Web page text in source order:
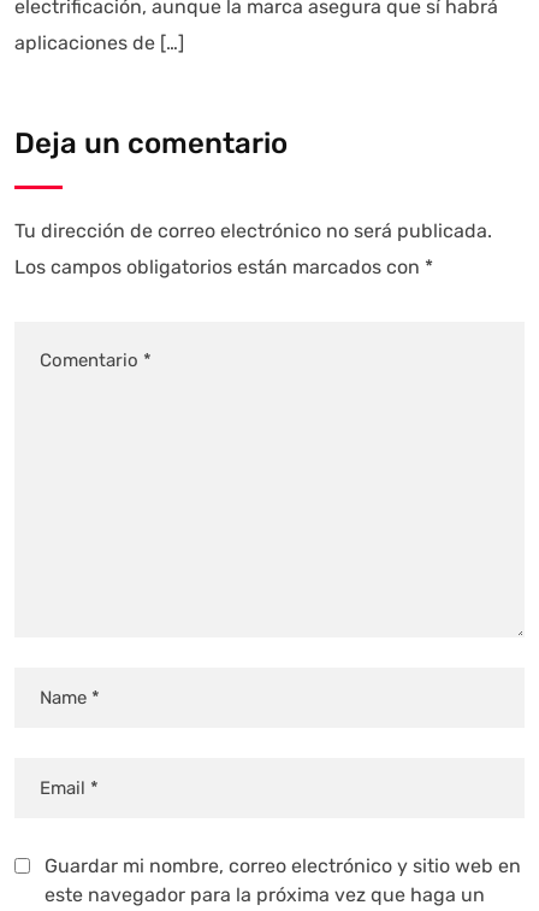
electrificación, aunque la marca asegura que sí habrá
aplicaciones de […]
Deja un comentario
Tu dirección de correo electrónico no será publicada.
Los campos obligatorios están marcados con *
Guardar mi nombre, correo electrónico y sitio web en
este navegador para la próxima vez que haga un